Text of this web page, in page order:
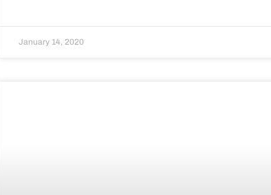
January 14, 2020